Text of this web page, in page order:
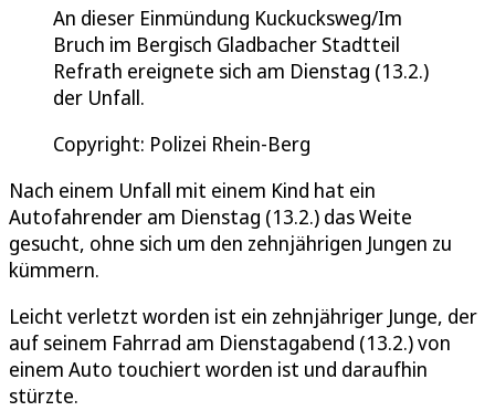
An dieser Einmündung Kuckucksweg/Im
Bruch im Bergisch Gladbacher Stadtteil
Refrath ereignete sich am Dienstag (13.2.)
der Unfall.
Copyright: Polizei Rhein-Berg
Nach einem Unfall mit einem Kind hat ein
Autofahrender am Dienstag (13.2.) das Weite
gesucht, ohne sich um den zehnjährigen Jungen zu
kümmern.
Leicht verletzt worden ist ein zehnjähriger Junge, der
auf seinem Fahrrad am Dienstagabend (13.2.) von
einem Auto touchiert worden ist und daraufhin
stürzte.